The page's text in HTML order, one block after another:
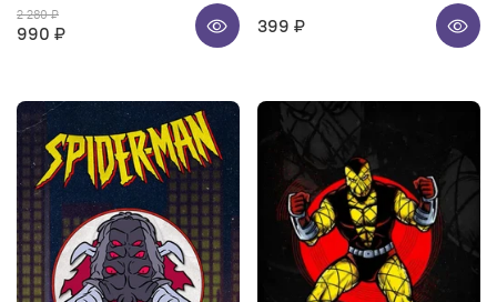
2 280 ₽
990 ₽
399 ₽